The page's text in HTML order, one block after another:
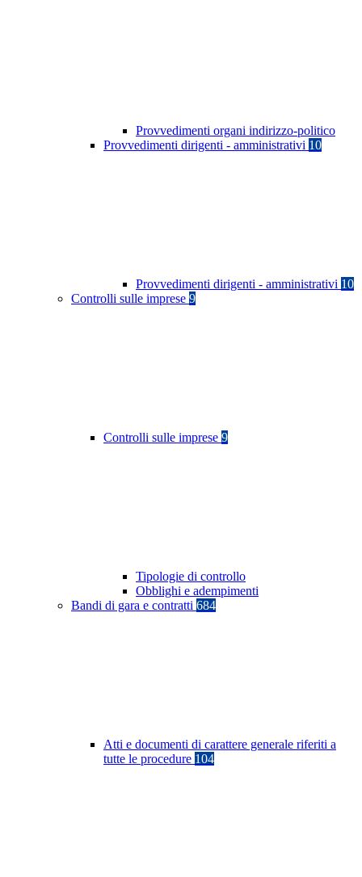
Provvedimenti organi indirizzo-politico
Provvedimenti dirigenti - amministrativi 10
Provvedimenti dirigenti - amministrativi 10
Controlli sulle imprese 9
Controlli sulle imprese 9
Tipologie di controllo
Obblighi e adempimenti
Bandi di gara e contratti 684
Atti e documenti di carattere generale riferiti a
tutte le procedure 104